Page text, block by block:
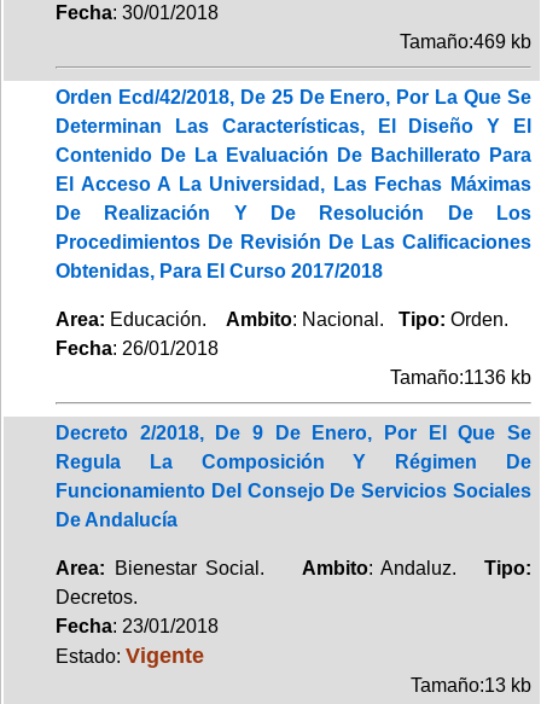
Fecha: 30/01/2018
Tamaño:469 kb
Orden Ecd/42/2018, De 25 De Enero, Por La Que Se
Determinan Las Características, El Diseño Y El
Contenido De La Evaluación De Bachillerato Para
El Acceso A La Universidad, Las Fechas Máximas
De Realización Y De Resolución De Los
Procedimientos De Revisión De Las Calificaciones
Obtenidas, Para El Curso 2017/2018
Area: Educación. Ambito: Nacional. Tipo: Orden.
Fecha: 26/01/2018
Tamaño:1136 kb
Decreto 2/2018, De 9 De Enero, Por El Que Se
Regula La Composición Y Régimen De
Funcionamiento Del Consejo De Servicios Sociales
De Andalucía
Area: Bienestar Social. Ambito: Andaluz.Tipo:
Decretos.
Fecha: 23/01/2018
Estado: Vigente
Tamaño:13 kb